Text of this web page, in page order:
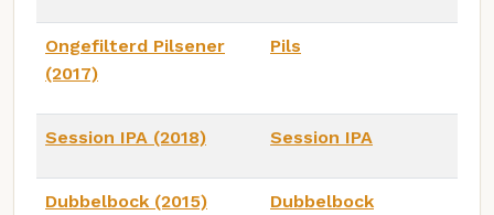
Ongefilterd Pilsener
(2017)
Pils
Session IPA (2018) Session IPA
Dubbelbock (2015) Dubbelbock